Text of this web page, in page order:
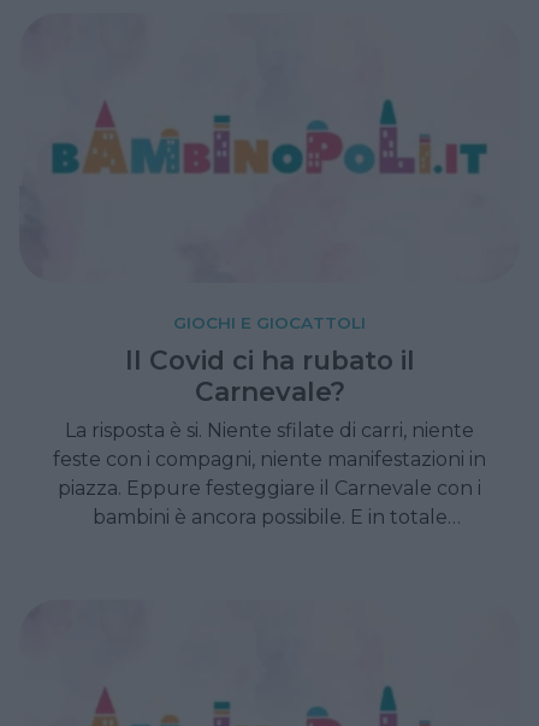
GIOCHI E GIOCATTOLI
Il Covid ci ha rubato il
Carnevale?
La risposta è si. Niente sfilate di carri, niente
feste con i compagni, niente manifestazioni in
piazza. Eppure festeggiare il Carnevale con i
bambini è ancora possibile. E in totale